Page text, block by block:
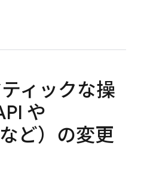
ィックな操
や
ど）の変更